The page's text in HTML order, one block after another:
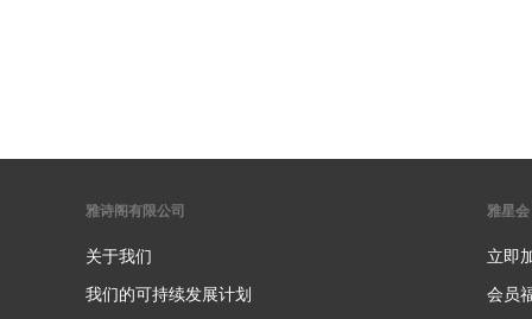
雅诗阁有限公司
关于我们
我们的可持续发展计划
雅星会
立即
会员